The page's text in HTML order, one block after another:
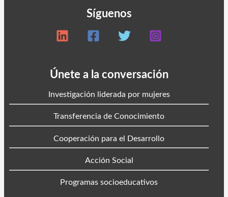
Síguenos
Únete a la conversación
Investigación liderada por mujeres
Transferencia de Conocimiento
Cooperación para el Desarrollo
Acción Social
Programas socioeducativos